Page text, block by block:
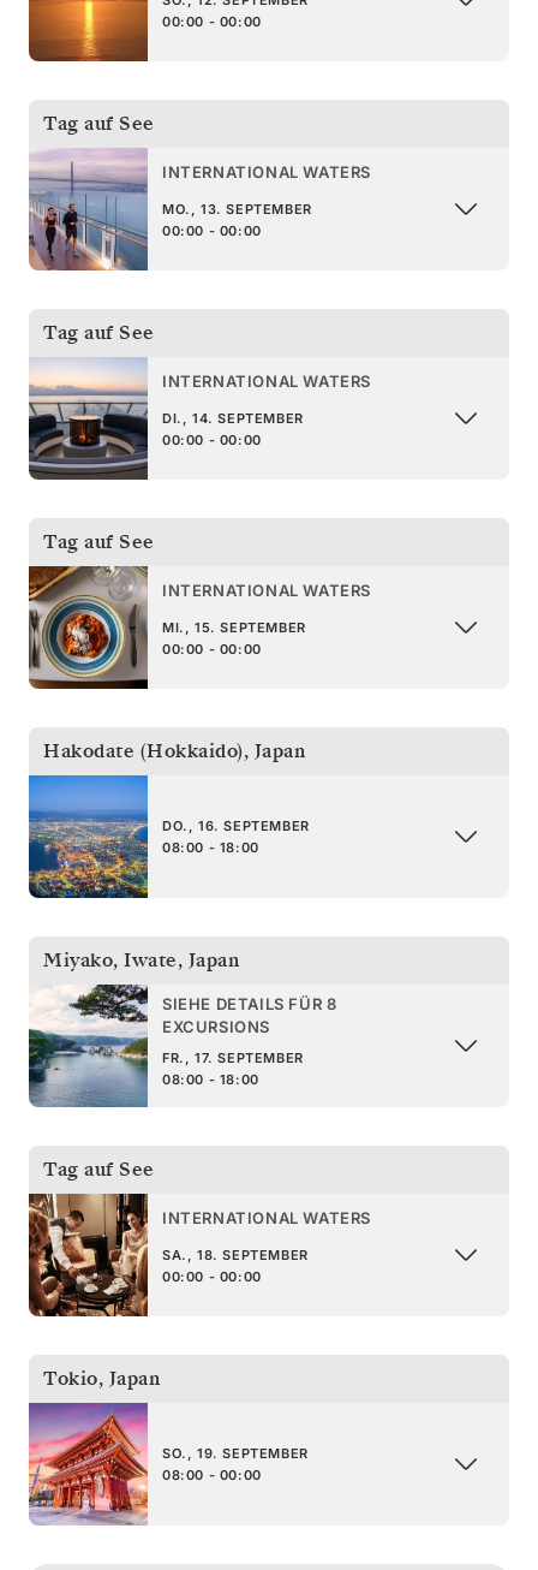
00:00 - 00:00
Tag auf See
INTERNATIONAL WATERS
MO., 13. SEPTEMBER
00:00 - 00:00
Tag auf See
INTERNATIONAL WATERS
DI., 14. SEPTEMBER
00:00 - 00:00
Tag auf See
INTERNATIONAL WATERS
MI., 15. SEPTEMBER
00:00 - 00:00
Hakodate (Hokkaido), Japan
DO., 16. SEPTEMBER
08:00 - 18:00
Miyako, Iwate, Japan
SIEHE DETAILS FÜR 8
EXCURSIONS
FR., 17. SEPTEMBER
08:00 - 18:00
Tag auf See
INTERNATIONAL WATERS
SA., 18. SEPTEMBER
00:00 - 00:00
Tokio, Japan
SO., 19. SEPTEMBER
08:00 - 00:00